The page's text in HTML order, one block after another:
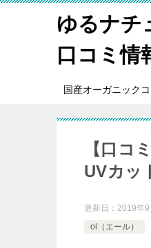
ゆるナチ
口コミ情
国産オーガニック
【口コ
UVカッ
更新日： 2019年9
ol（エール）